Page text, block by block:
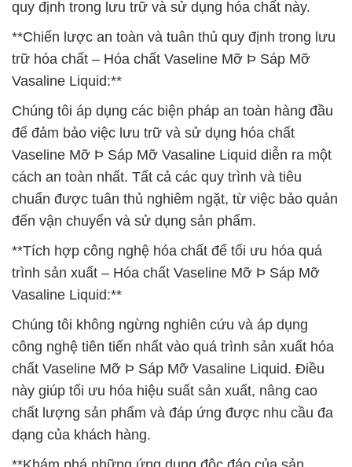
quy định trong lưu trữ và sử dụng hóa chất này.
**Chiến lược an toàn và tuân thủ quy định trong lưu
trữ hóa chất – Hóa chất Vaseline Mỡ Þ Sáp Mỡ
Vasaline Liquid:**
Chúng tôi áp dụng các biện pháp an toàn hàng đầu
để đảm bảo việc lưu trữ và sử dụng hóa chất
Vaseline Mỡ Þ Sáp Mỡ Vasaline Liquid diễn ra một
cách an toàn nhất. Tất cả các quy trình và tiêu
chuẩn được tuân thủ nghiêm ngặt, từ việc bảo quản
đến vận chuyển và sử dụng sản phẩm.
**Tích hợp công nghệ hóa chất để tối ưu hóa quá
trình sản xuất – Hóa chất Vaseline Mỡ Þ Sáp Mỡ
Vasaline Liquid:**
Chúng tôi không ngừng nghiên cứu và áp dụng
công nghệ tiên tiến nhất vào quá trình sản xuất hóa
chất Vaseline Mỡ Þ Sáp Mỡ Vasaline Liquid. Điều
này giúp tối ưu hóa hiệu suất sản xuất, nâng cao
chất lượng sản phẩm và đáp ứng được nhu cầu đa
dạng của khách hàng.